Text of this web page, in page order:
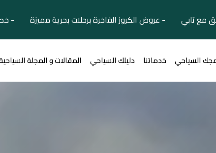
تابي - عروض الكروز الفاخرة برحلات بحرية مميزة -
السياحي خدماتنا دليلك السياحي المقالات و المجلة